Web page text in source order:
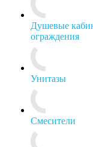
Душевые
ограждения
Унитазы
Смесители